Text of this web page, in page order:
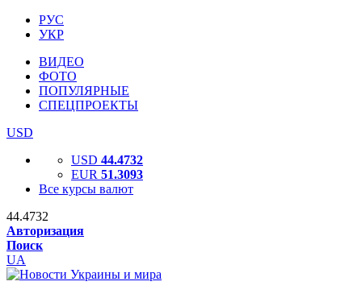
РУС
УКР
ВИДЕО
ФОТО
ПОПУЛЯРНЫЕ
СПЕЦПРОЕКТЫ
USD
USD 44.4732
EUR 51.3093
Все курсы валют
44.4732
Авторизация
Поиск
UA